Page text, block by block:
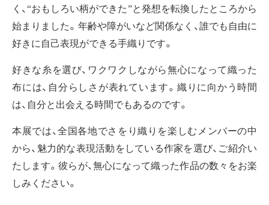
く、“おもしろい柄ができた”と発想を転換したところから
始まりました。年齢や障がいなど関係なく、誰でも自由に
好きに自己表現ができる手織りです。
好きな糸を選び、ワクワクしながら無心になって織った
布には、自分らしさが表れています。織りに向かう時間
は、自分と出会える時間でもあるのです。
本展では、全国各地でさをり織りを楽しむメンバーの中
から、魅力的な表現活動をしている作家を選び、ご紹介い
たします。彼らが、無心になって織った作品の数々をお楽
しみください。